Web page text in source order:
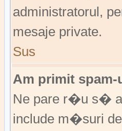
administratorul,
mesaje private.
Sus
Am primit spam-
Ne pare r�u s�
include m�suri